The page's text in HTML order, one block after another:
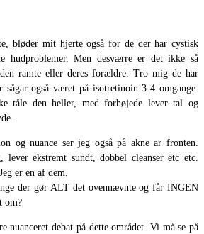
bløder mit hjerte også for de der har cystisk
hudproblemer. Men desværre er det ikke så
ramte eller deres forældre. Tro mig de har
sågar også været på isotretinoin 3-4 omgange.
tåle den heller, med forhøjede lever tal og
og nuance ser jeg også på akne ar fronten.
lever ekstremt sundt, dobbel cleanser etc etc.
er en af dem.
der gør ALT det ovennævnte og får INGEN
om?
nuanceret debat på dette området. Vi må se på